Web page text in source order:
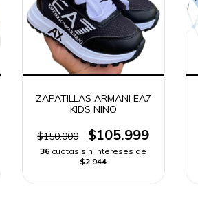
ZAPATILLAS ARMANI EA7
KIDS NIÑO
$150.000 $105.999
36 cuotas sin intereses de
$2.944